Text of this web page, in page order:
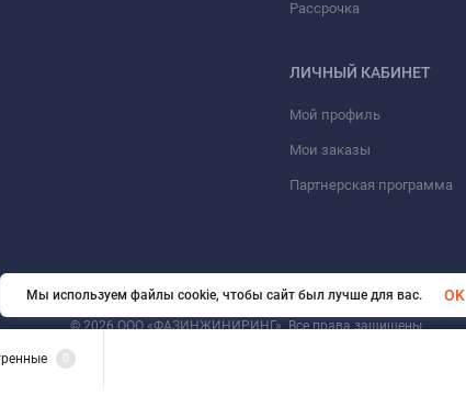
Рассрочка
ЛИЧНЫЙ КАБИНЕТ
Мой профиль
Мои заказы
Партнерская программа
© 2026 ООО «ФАЗИНЖИНИРИНГ». Все права защищены
0
Мы используем файлы cookie, чтобы сайт был лучше для вас. OK